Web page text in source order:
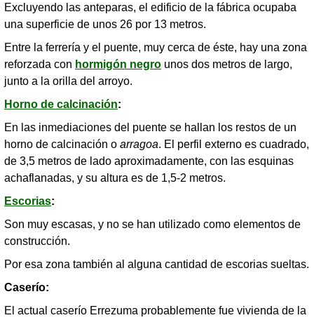
Excluyendo las anteparas, el edificio de la fábrica ocupaba
una superficie de unos 26 por 13 metros.
Entre la ferrería y el puente, muy cerca de éste, hay una zona
reforzada con hormigón negro unos dos metros de largo,
junto a la orilla del arroyo.
Horno de calcinación:
En las inmediaciones del puente se hallan los restos de un
horno de calcinación o arragoa. El perfil externo es cuadrado,
de 3,5 metros de lado aproximadamente, con las esquinas
achaflanadas, y su altura es de 1,5-2 metros.
Escorias:
Son muy escasas, y no se han utilizado como elementos de
construcción.
Por esa zona también al alguna cantidad de escorias sueltas.
Caserío:
El actual caserío Errezuma probablemente fue vivienda de la